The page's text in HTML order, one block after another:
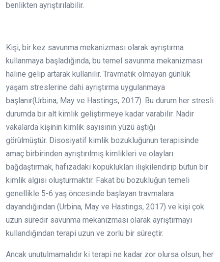
benlikten ayrıştırılabilir.
Kişi, bir kez savunma mekanizması olarak ayrıştırma
kullanmaya başladığında, bu temel savunma mekanizması
haline gelip artarak kullanılır. Travmatik olmayan günlük
yaşam streslerine dahi ayrıştırma uygulanmaya
başlanır(Urbina, May ve Hastings, 2017). Bu durum her stresli
durumda bir alt kimlik geliştirmeye kadar varabilir. Nadir
vakalarda kişinin kimlik sayısının yüzü aştığı
görülmüştür. Disosiyatif kimlik bozukluğunun terapisinde
amaç birbirinden ayrıştırılmış kimlikleri ve olayları
bağdaştırmak, hafızadaki kopuklukları ilişkilendirip bütün bir
kimlik algısı oluşturmaktır. Fakat bu bozukluğun temeli
genellikle 5-6 yaş öncesinde başlayan travmalara
dayandığından (Urbina, May ve Hastings, 2017) ve kişi çok
uzun süredir savunma mekanizması olarak ayrıştırmayı
kullandığından terapi uzun ve zorlu bir süreçtir.
Ancak unutulmamalıdır ki terapi ne kadar zor olursa olsun, her